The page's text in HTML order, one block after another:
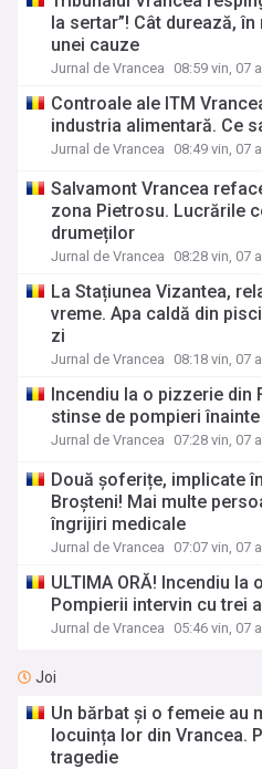
la sertar”! Cât durează,
unei cauze
Jurnal de Vrancea 08:59 vin, 07
Controale ale ITM
industria alimentară. Ce
Jurnal de Vrancea 08:49 vin, 07
Salvamont Vrancea
zona Pietrosu. Lucrările
drumeților
Jurnal de Vrancea 08:28 vin, 07
La Stațiunea Vizantea,
vreme. Apa caldă din
zi
Jurnal de Vrancea 08:18 vin, 07
Incendiu la o pizzerie din
stinse de pompieri
Jurnal de Vrancea 07:28 vin, 07
Două șoferițe, implicate
Broșteni! Mai multe
îngrijiri medicale
Jurnal de Vrancea 07:07 vin, 07
ULTIMA ORĂ! Incendiu
Pompierii intervin cu trei
Jurnal de Vrancea 05:46 vin, 07
Joi
Un bărbat și o femeie au
locuința lor din Vrancea.
tragedie